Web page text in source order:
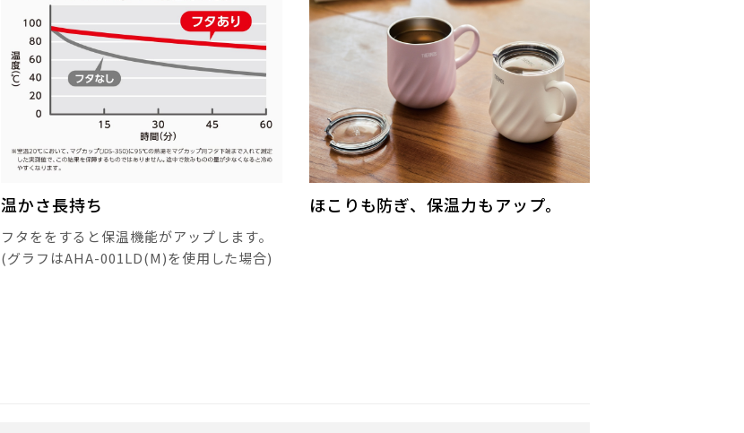
温かさ長持ち
フタををすると保温機能がアップします。
(グラフはAHA-001LD(M)を使用した場合)
ほこりも防ぎ、保温力もアップ。